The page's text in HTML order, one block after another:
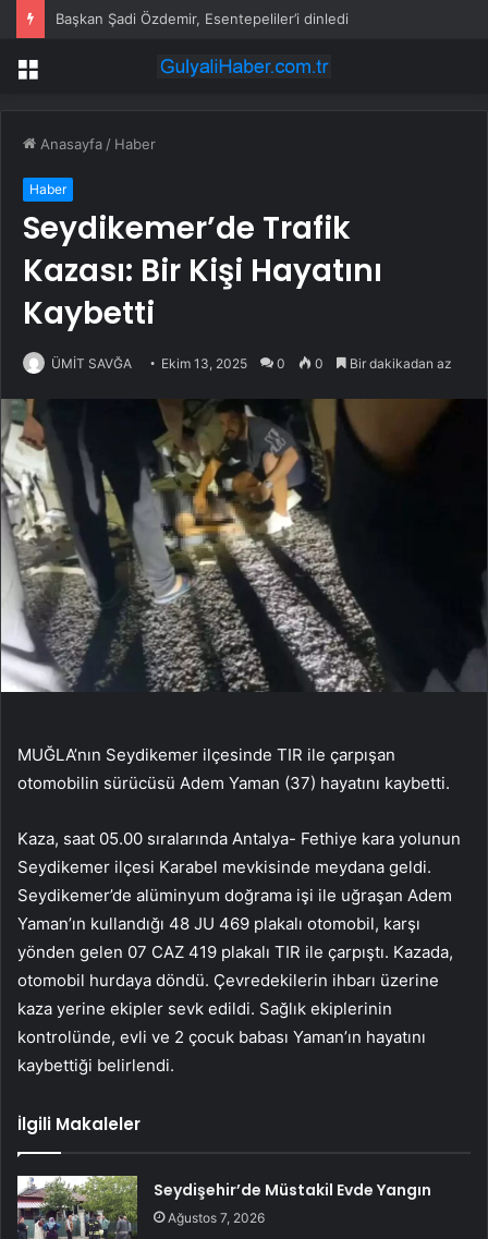
Başkan Şadi Özdemir, Esentepeliler’i dinledi
Menü
Anasayfa / Haber
Haber
Seydikemer’de Trafik
Kazası: Bir Kişi Hayatını
Kaybetti
ÜMİT SAVĞA Ekim 13, 2025 0 0 Bir dakikadan az
MUĞLA’nın Seydikemer ilçesinde TIR ile çarpışan
otomobilin sürücüsü Adem Yaman (37) hayatını kaybetti.
Kaza, saat 05.00 sıralarında Antalya- Fethiye kara yolunun
Seydikemer ilçesi Karabel mevkisinde meydana geldi.
Seydikemer’de alüminyum doğrama işi ile uğraşan Adem
Yaman’ın kullandığı 48 JU 469 plakalı otomobil, karşı
yönden gelen 07 CAZ 419 plakalı TIR ile çarpıştı. Kazada,
otomobil hurdaya döndü. Çevredekilerin ihbarı üzerine
kaza yerine ekipler sevk edildi. Sağlık ekiplerinin
kontrolünde, evli ve 2 çocuk babası Yaman’ın hayatını
kaybettiği belirlendi.
İlgili Makaleler
Seydişehir’de Müstakil Evde Yangın
Ağustos 7, 2026